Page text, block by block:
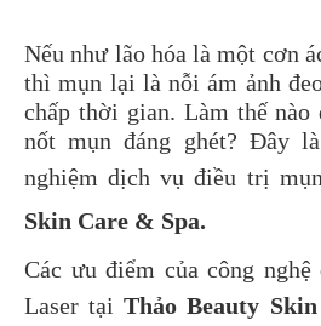
Nếu như lão hóa là một cơn
thì mụn lại là nỗi ám ảnh
chấp thời gian. Làm thế nào
nốt mụn đáng ghét? Đây
nghiệm dịch vụ điều trị
Skin Care & Spa.
Các ưu điểm của công
Laser tạiThảo Beauty